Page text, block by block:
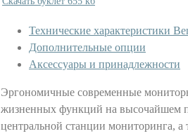
Технические характеристики
Дополнительные опции
Аксессуары и принадлежности
Эргономичные современные
жизненных функций на высочайшем
центральной станции мониторинга,